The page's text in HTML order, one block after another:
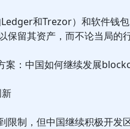
和Trezor）和软件钱
保留其资产，而不论当局的行
案：中国如何继续发展
限制，但中国继续积极开发